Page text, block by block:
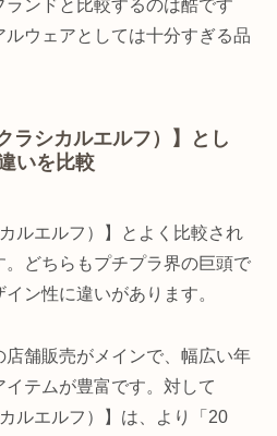
ランドと比較するのは酷です
ウェアとしては十分すぎる品
ラシカルエルフ）】とし
いを比較
ルエルフ）】とよく比較され
。どちらもプチプラ界の巨頭で
ン性に違いがあります。
店舗販売がメインで、幅広い年
テムが豊富です。対して
ルエルフ）】は、より「20